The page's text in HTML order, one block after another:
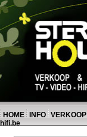
HOME INFO VERKOOP
hifi.be